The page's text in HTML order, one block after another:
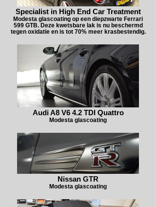
Specialist in High End Car Treatment
Modesta glascoating op een diepzwarte Ferrari
599 GTB. Deze kwetsbare lak is nu beschermd
tegen oxidatie en is tot 70% meer krasbestendig.
Audi A8 V6 4.2 TDI Quattro
Modesta glascoating
Nissan GTR
Modesta glascoating